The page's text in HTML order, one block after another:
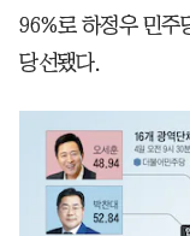
96%로 하정우 민주
당선됐다.